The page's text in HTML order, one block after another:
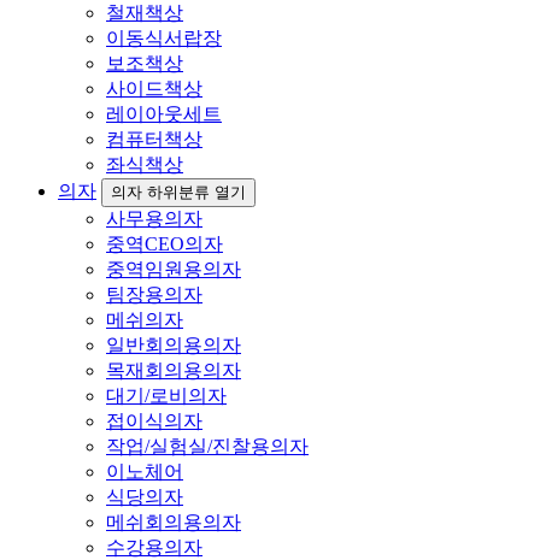
철재책상
이동식서랍장
보조책상
사이드책상
레이아웃세트
컴퓨터책상
좌식책상
의자
의자 하위분류 열기
사무용의자
중역CEO의자
중역임원용의자
팀장용의자
메쉬의자
일반회의용의자
목재회의용의자
대기/로비의자
접이식의자
작업/실험실/진찰용의자
이노체어
식당의자
메쉬회의용의자
수강용의자